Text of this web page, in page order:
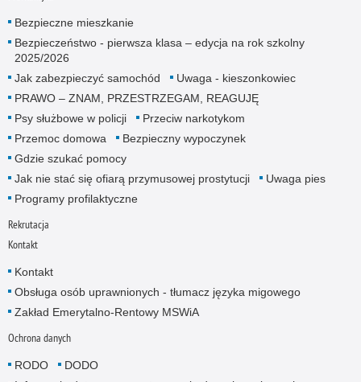
Bezpieczne mieszkanie
Bezpieczeństwo - pierwsza klasa – edycja na rok szkolny
2025/2026
Jak zabezpieczyć samochód
Uwaga - kieszonkowiec
PRAWO – ZNAM, PRZESTRZEGAM, REAGUJĘ
Psy służbowe w policji
Przeciw narkotykom
Przemoc domowa
Bezpieczny wypoczynek
Gdzie szukać pomocy
Jak nie stać się ofiarą przymusowej prostytucji
Uwaga pies
Programy profilaktyczne
Rekrutacja
Kontakt
Kontakt
Obsługa osób uprawnionych - tłumacz języka migowego
Zakład Emerytalno-Rentowy MSWiA
Ochrona danych
RODO
DODO